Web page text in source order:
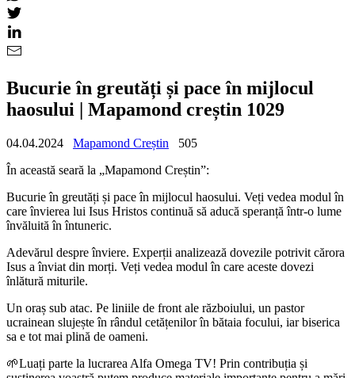
Bucurie în greutăți și pace în mijlocul
haosului | Mapamond creștin 1029
04.04.2024 Mapamond Creștin
505
În această seară la „Mapamond Creștin”:
Bucurie în greutăți și pace în mijlocul haosului. Veți vedea modul în
care învierea lui Isus Hristos continuă să aducă speranță într-o lume
învăluită în întuneric.
Adevărul despre înviere. Experții analizează dovezile potrivit cărora
Isus a înviat din morți. Veți vedea modul în care aceste dovezi
înlătură miturile.
Un oraș sub atac. Pe liniile de front ale războiului, un pastor
ucrainean slujește în rândul cetățenilor în bătaia focului, iar biserica
sa e tot mai plină de oameni.
🌱Luați parte la lucrarea Alfa Omega TV! Prin contribuția și